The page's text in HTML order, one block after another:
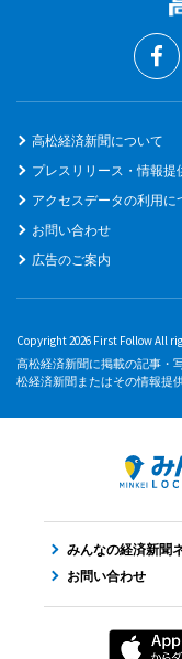
高松経済新聞について
プレスリリース・情報提
アクセスデータの利用に
お問い合わせ
広告のご案内
Copyright 2026 First Follow All
高松経済新聞に掲載の記事・
松経済新聞またはその情報提
みんなの経済新聞
お問い合わせ